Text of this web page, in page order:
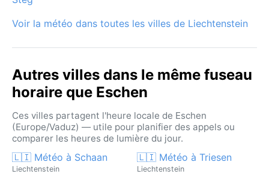
Voir la météo dans toutes les villes de Liechtenstein
Autres villes dans le même fuseau
horaire que Eschen
Ces villes partagent l'heure locale de Eschen
(Europe/Vaduz) — utile pour planifier des appels ou
comparer les heures de lumière du jour.
🇱🇮 Météo à Schaan
Liechtenstein
🇱🇮 Météo à Triesen
Liechtenstein